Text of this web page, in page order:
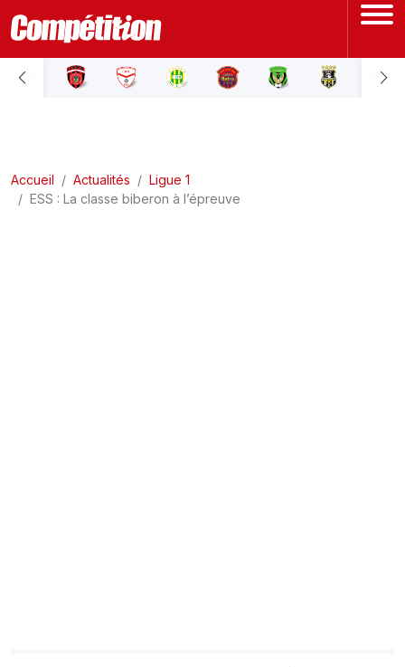
ACCUEIL
LIGUE 2
Accueil Actualités
Ligue 1
ESS : La classe biberon à l’épreuve